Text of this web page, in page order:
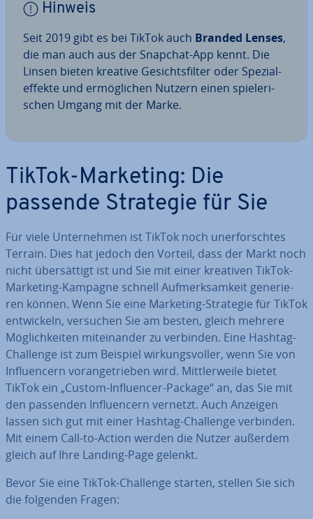
Hinweis
Seit 2019 gibt es bei TikTok auch Branded Lenses,
die man auch aus der Snapchat-App kennt. Die
Linsen bieten kreative Ge­sichts­fil­ter oder Spe­zi­al­
ef­fek­te und er­mög­li­chen Nutzern einen spie­le­ri­
schen Umgang mit der Marke.
TikTok-Marketing: Die
passende Strategie für Sie
Für viele Un­ter­neh­men ist TikTok noch un­er­forsch­tes
Terrain. Dies hat jedoch den Vorteil, dass der Markt noch
nicht über­sät­tigt ist und Sie mit einer kreativen TikTok-
Marketing-Kampagne schnell Auf­merk­sam­keit ge­ne­rie­
ren können. Wenn Sie eine Marketing-Strategie für TikTok
ent­wi­ckeln, versuchen Sie am besten, gleich mehrere
Mög­lich­kei­ten mit­ein­an­der zu verbinden. Eine Hashtag-
Challenge ist zum Beispiel wir­kungs­vol­ler, wenn Sie von
In­fluen­cern vor­an­ge­trie­ben wird. Mitt­ler­wei­le bietet
TikTok ein „Custom-In­fluen­cer-Package“ an, das Sie mit
den passenden In­fluen­cern vernetzt. Auch Anzeigen
lassen sich gut mit einer Hashtag-Challenge verbinden.
Mit einem Call-to-Action werden die Nutzer außerdem
gleich auf Ihre Landing-Page gelenkt.
Bevor Sie eine TikTok-Challenge starten, stellen Sie sich
die folgenden Fragen: